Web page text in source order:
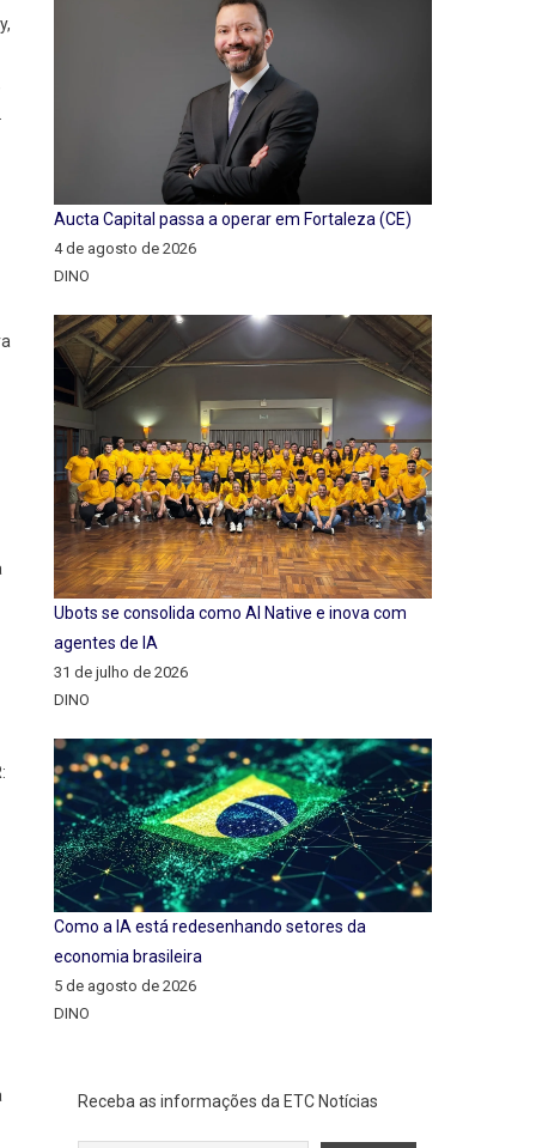
Aucta Capital passa a operar em Fortaleza (CE)
4 de agosto de 2026
DINO
Ubots se consolida como AI Native e inova com
agentes de IA
31 de julho de 2026
DINO
Como a IA está redesenhando setores da
economia brasileira
5 de agosto de 2026
DINO
Receba as informações da ETC Notícias